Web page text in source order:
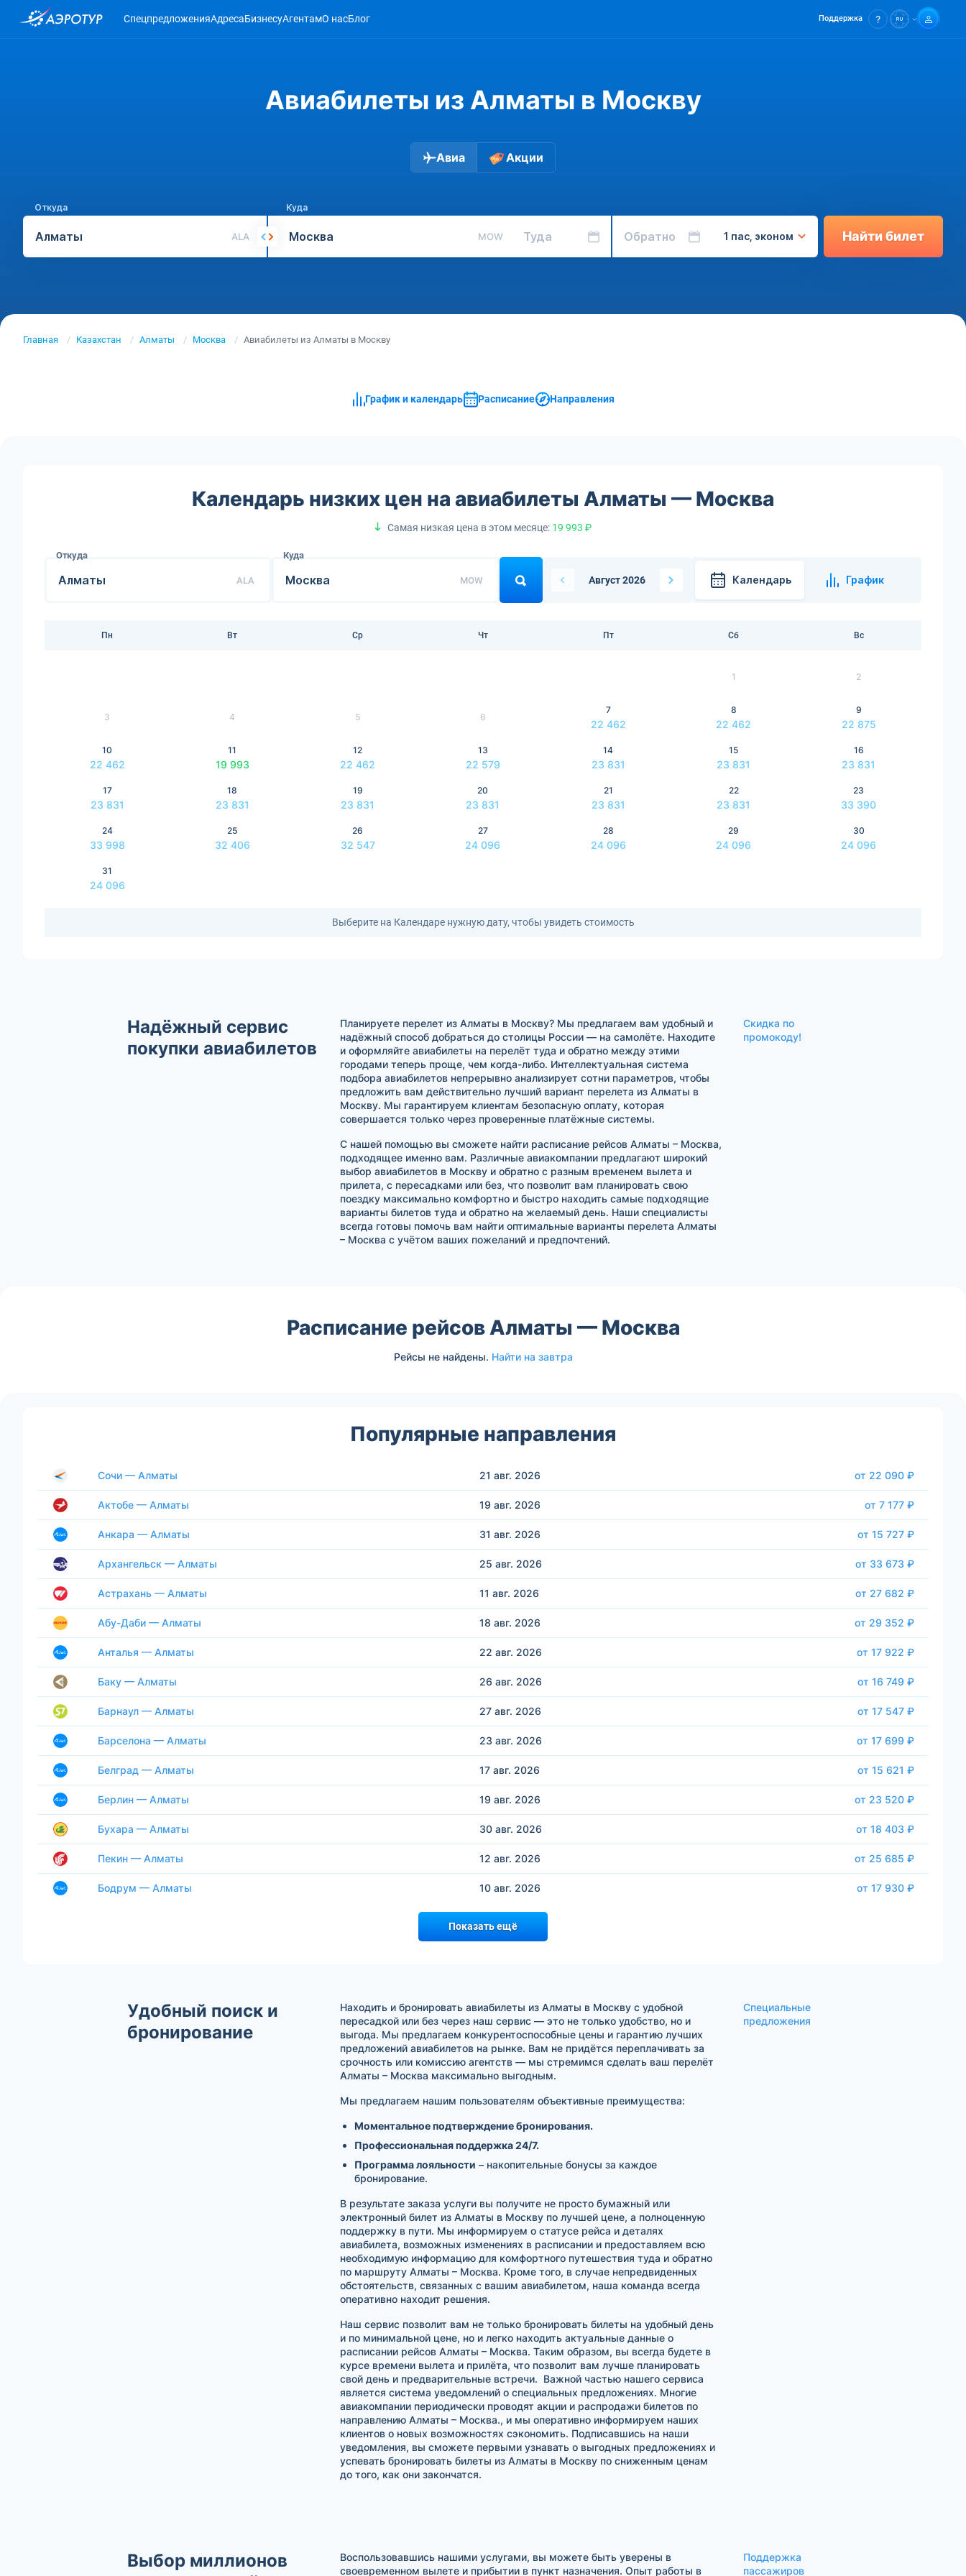
СпецпредложенияАдресаБизнесуАгентамО насБлог Поддержка
Авиабилеты из Алматы в Москву
Авиа Акции
Откуда
ALA
Куда
MOW Туда Обратно 1 пас, эконом Найти билет
Главная Казахстан Алматы Москва Авиабилеты из Алматы в Москву
График и календарь Расписание Направления
Календарь низких цен на авиабилеты Алматы — Москва
Самая низкая цена в этом месяце: 19 993 ₽
Откуда
ALA
Куда
MOW Август 2026 Календарь График
Пн Вт Ср Чт Пт Сб Вс
1 2
3 4 5 6
7
22 462
8
22 462
9
22 875
10
22 462
11
19 993
12
22 462
13
22 579
14
23 831
15
23 831
16
23 831
17
23 831
18
23 831
19
23 831
20
23 831
21
23 831
22
23 831
23
33 390
24
33 998
25
32 406
26
32 547
27
24 096
28
24 096
29
24 096
30
24 096
31
24 096
Выберите на Календаре нужную дату, чтобы увидеть стоимость
Надёжный сервис
покупки авиабилетов
Планируете перелет из Алматы в Москву? Мы предлагаем вам удобный и
надёжный способ добраться до столицы России — на самолёте. Находите
и оформляйте авиабилеты на перелёт туда и обратно между этими
городами теперь проще, чем когда-либо. Интеллектуальная система
подбора авиабилетов непрерывно анализирует сотни параметров, чтобы
предложить вам действительно лучший вариант перелета из Алматы в
Москву. Мы гарантируем клиентам безопасную оплату, которая
совершается только через проверенные платёжные системы.
С нашей помощью вы сможете найти расписание рейсов Алматы – Москва,
подходящее именно вам. Различные авиакомпании предлагают широкий
выбор авиабилетов в Москву и обратно с разным временем вылета и
прилета, с пересадками или без, что позволит вам планировать свою
поездку максимально комфортно и быстро находить самые подходящие
варианты билетов туда и обратно на желаемый день. Наши специалисты
всегда готовы помочь вам найти оптимальные варианты перелета Алматы
– Москва с учётом ваших пожеланий и предпочтений.
Скидка по
промокоду!
Расписание рейсов Алматы — Москва
Рейсы не найдены. Найти на завтра
Популярные направления
Сочи — Алматы 21 авг. 2026 от 22 090 ₽
Актобе — Алматы 19 авг. 2026 от 7 177 ₽
Анкара — Алматы 31 авг. 2026 от 15 727 ₽
Архангельск — Алматы 25 авг. 2026 от 33 673 ₽
Астрахань — Алматы 11 авг. 2026 от 27 682 ₽
Абу-Даби — Алматы 18 авг. 2026 от 29 352 ₽
Анталья — Алматы 22 авг. 2026 от 17 922 ₽
Баку — Алматы 26 авг. 2026 от 16 749 ₽
Барнаул — Алматы 27 авг. 2026 от 17 547 ₽
Барселона — Алматы 23 авг. 2026 от 17 699 ₽
Белград — Алматы 17 авг. 2026 от 15 621 ₽
Берлин — Алматы 19 авг. 2026 от 23 520 ₽
Бухара — Алматы 30 авг. 2026 от 18 403 ₽
Пекин — Алматы 12 авг. 2026 от 25 685 ₽
Бодрум — Алматы 10 авг. 2026 от 17 930 ₽
Показать ещё
Удобный поиск и
бронирование
Находить и бронировать авиабилеты из Алматы в Москву с удобной
пересадкой или без через наш сервис — это не только удобство, но и
выгода. Мы предлагаем конкурентоспособные цены и гарантию лучших
предложений авиабилетов на рынке. Вам не придётся переплачивать за
срочность или комиссию агентств — мы стремимся сделать ваш перелёт
Алматы – Москва максимально выгодным.
Мы предлагаем нашим пользователям объективные преимущества:
Моментальное подтверждение бронирования.
Профессиональная поддержка 24/7.
Программа лояльности – накопительные бонусы за каждое
бронирование.
В результате заказа услуги вы получите не просто бумажный или
электронный билет из Алматы в Москву по лучшей цене, а полноценную
поддержку в пути. Мы информируем о статусе рейса и деталях
авиабилета, возможных изменениях в расписании и предоставляем всю
необходимую информацию для комфортного путешествия туда и обратно
по маршруту Алматы – Москва. Кроме того, в случае непредвиденных
обстоятельств, связанных с вашим авиабилетом, наша команда всегда
оперативно находит решения.
Наш сервис позволит вам не только бронировать билеты на удобный день
и по минимальной цене, но и легко находить актуальные данные о
расписании рейсов Алматы – Москва. Таким образом, вы всегда будете в
курсе времени вылета и прилёта, что позволит вам лучше планировать
свой день и предварительные встречи. Важной частью нашего сервиса
является система уведомлений о специальных предложениях. Многие
авиакомпании периодически проводят акции и распродажи билетов по
направлению Алматы – Москва., и мы оперативно информируем наших
клиентов о новых возможностях сэкономить. Подписавшись на наши
уведомления, вы сможете первыми узнавать о выгодных предложениях и
успевать бронировать билеты из Алматы в Москву по сниженным ценам
до того, как они закончатся.
Специальные
предложения
Выбор миллионов
Воспользовавшись нашими услугами, вы можете быть уверены в
своевременном вылете и прибытии в пункт назначения. Опыт работы в
Поддержка
пассажиров